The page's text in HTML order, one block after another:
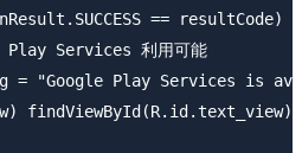
== resultCode) {
Services 利用可能
= "Google Play Services is